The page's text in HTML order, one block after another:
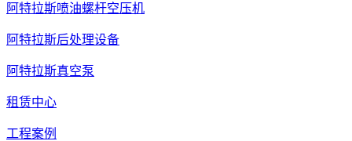
阿特拉斯喷油螺杆空压机
阿特拉斯后处理设备
阿特拉斯真空泵
租赁中心
工程案例